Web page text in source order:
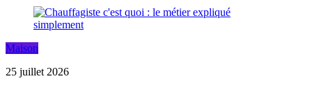
Maison
25 juillet 2026